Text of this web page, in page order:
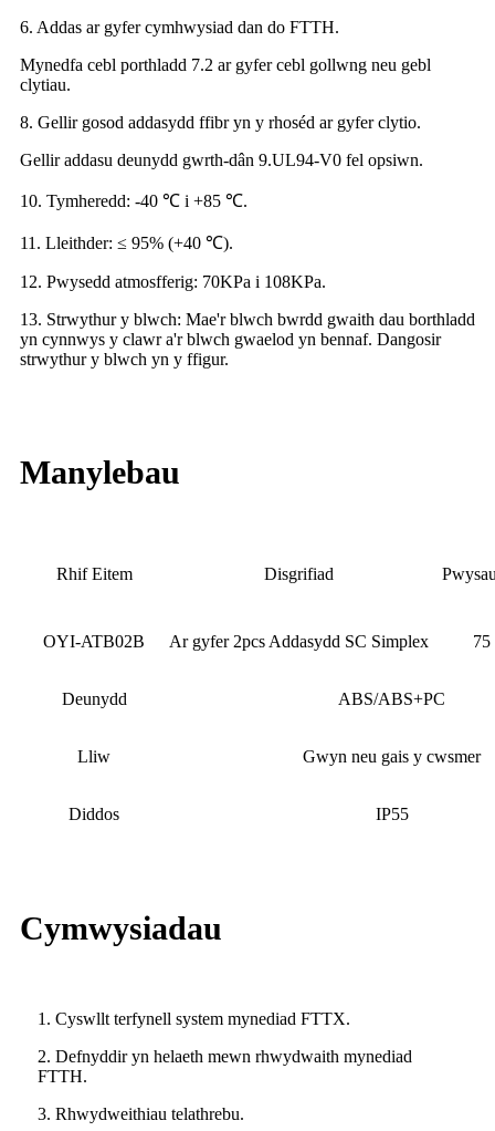
6. Addas ar gyfer cymhwysiad dan do FTTH.
Mynedfa cebl porthladd 7.2 ar gyfer cebl gollwng neu gebl
clytiau.
8. Gellir gosod addasydd ffibr yn y rhoséd ar gyfer clytio.
Gellir addasu deunydd gwrth-dân 9.UL94-V0 fel opsiwn.
10. Tymheredd: -40 ℃ i +85 ℃.
11. Lleithder: ≤ 95% (+40 ℃).
12. Pwysedd atmosfferig: 70KPa i 108KPa.
13. Strwythur y blwch: Mae'r blwch bwrdd gwaith dau borthladd
yn cynnwys y clawr a'r blwch gwaelod yn bennaf. Dangosir
strwythur y blwch yn y ffigur.
Manylebau
Rhif Eitem Disgrifiad
OYI-ATB02B Ar gyfer 2pcs Addasydd SC Simplex 75
Deunydd ABS/ABS+PC
Lliw Gwyn neu gais y cwsmer
Diddos IP55
Cymwysiadau
1. Cyswllt terfynell system mynediad FTTX.
2. Defnyddir yn helaeth mewn rhwydwaith mynediad
FTTH.
3. Rhwydweithiau telathrebu.